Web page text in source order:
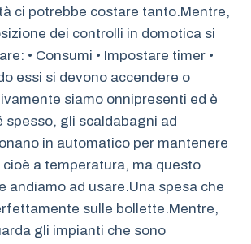
ci potrebbe costare tanto.Mentre,
dei controlli in domotica si
• Consumi • Impostare timer •
essi si devono accendere o
siamo onnipresenti ed è
spesso, gli scaldabagni ad
in automatico per mantenere
cioè a temperatura, ma questo
andiamo ad usare.Una spesa che
sulle bollette.Mentre,
gli impianti che sono